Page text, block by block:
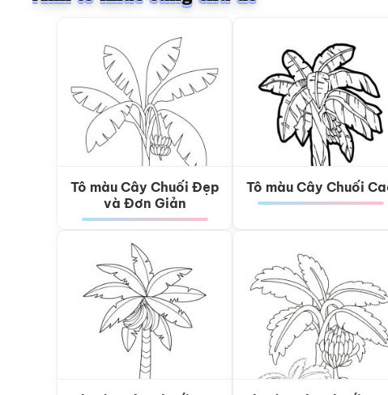
Tô màu Cây Chuối Đẹp
và Đơn Giản
Tô màu Cây Chuối